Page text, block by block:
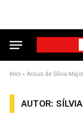
Inici » Arxius de Sílvia
AUTOR: